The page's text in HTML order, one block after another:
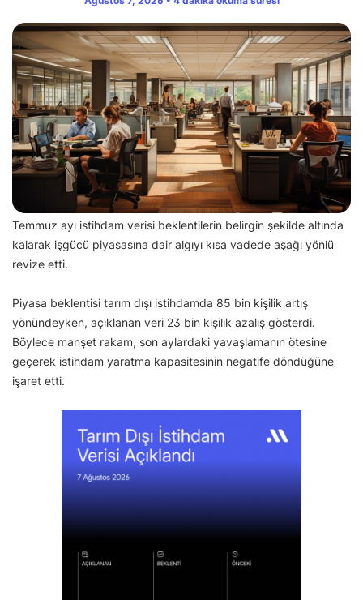
Temmuz ayı istihdam verisi beklentilerin belirgin şekilde altında
kalarak işgücü piyasasına dair algıyı kısa vadede aşağı yönlü
revize etti.
Piyasa beklentisi tarım dışı istihdamda 85 bin kişilik artış
yönündeyken, açıklanan veri 23 bin kişilik azalış gösterdi.
Böylece manşet rakam, son aylardaki yavaşlamanın ötesine
geçerek istihdam yaratma kapasitesinin negatife döndüğüne
işaret etti.